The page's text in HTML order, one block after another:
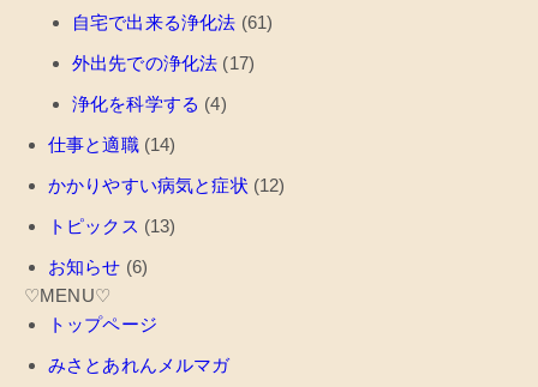
自宅で出来る浄化法 (61)
外出先での浄化法 (17)
浄化を科学する (4)
仕事と適職(14)
かかりやすい病気と症状 (12)
トピックス (13)
お知らせ (6)
♡MENU♡
トップページ
みさとあれんメルマガ